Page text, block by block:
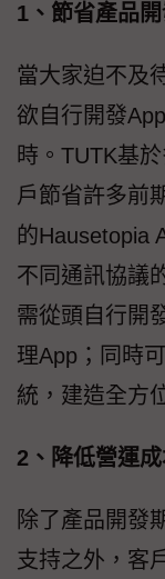
1、節省產品
當大家迫不及
欲自行開發
時。TUTK基
戶節省許多前
的Hausetopia
不同通訊協議
需從頭自行開
理App；同時
統，建造全方
2、降低營運
除了產品開發
支持之外，客